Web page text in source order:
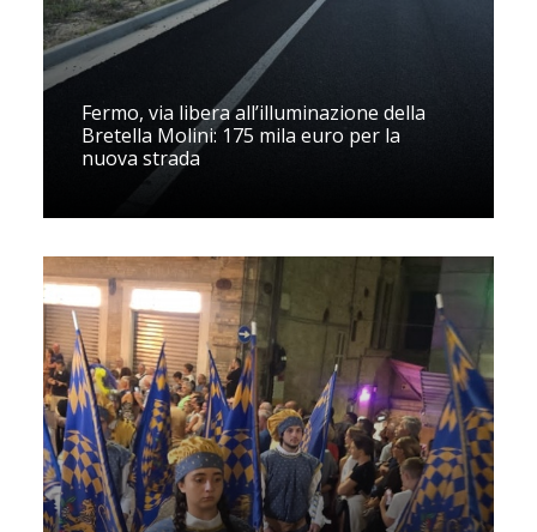
Fermo, via libera all’illuminazione della
Bretella Molini: 175 mila euro per la
nuova strada